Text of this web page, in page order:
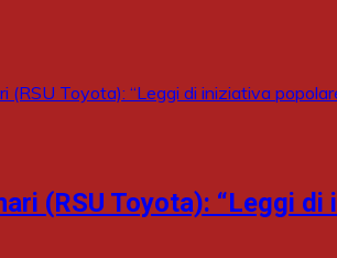
(RSU Toyota): “Leggi